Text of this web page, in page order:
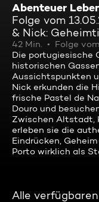
Abenteuer
Folge vom
& Nick:
42 Min. Folge
Die portugiesische
historischen
Aussichtspunkten
Nick erkunden die
frische Pastel de
Douro und
Zwischen Altstadt,
erleben sie die
Eindrücken,
Porto wirklich als
Alle